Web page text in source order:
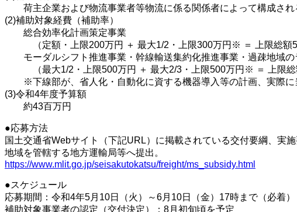
荷主企業および物流事業者等物流に係る関係者によって構成され
(2)補助対象経費（補助率）
総合効率化計画策定事業
（定額・上限200万円 ＋ 最大1/2・上限300万円※ ＝ 上限総額
モーダルシフト推進事業・幹線輸送集約化推進事業・過疎地域の
（最大1/2・上限500万円 ＋ 最大2/3・上限500万円※ ＝ 上限総
※下線部が、省人化・自動化に資する機器導入等の計画、実際に
(3)令和4年度予算額
約43百万円
●応募方法
国土交通省Webサイト（下記URL）に掲載されている交付要綱、実
地域を管轄する地方運輸局等へ提出。
https://www.mlit.go.jp/seisakutokatsu/freight/ms_subsidy.html
●スケジュール
応募期間：令和4年5月10日（火）～6月10日（金）17時まで（必着）
補助対象事業者の認定（交付決定）：8月初旬頃を予定